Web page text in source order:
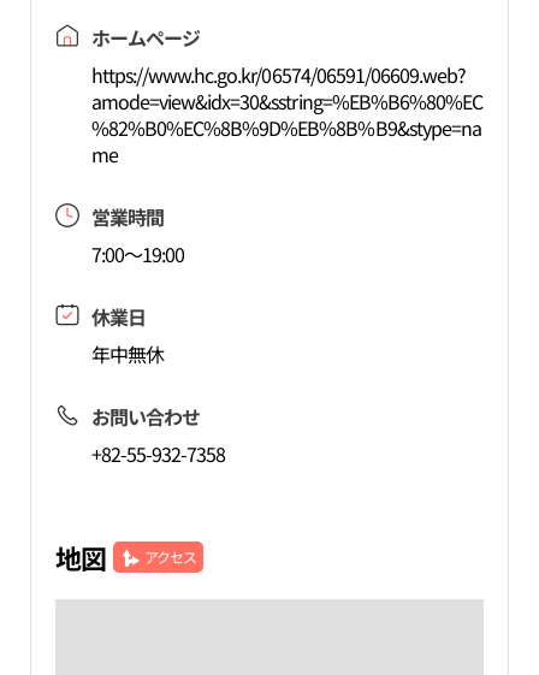
ホームページ
https://www.hc.go.kr/06574/06591/06609.web?
amode=view&idx=30&sstring=%EB%B6%80%EC
%82%B0%EC%8B%9D%EB%8B%B9&stype=na
me
営業時間
7:00～19:00
休業日
年中無休
お問い合わせ
+82-55-932-7358
地図 アクセス